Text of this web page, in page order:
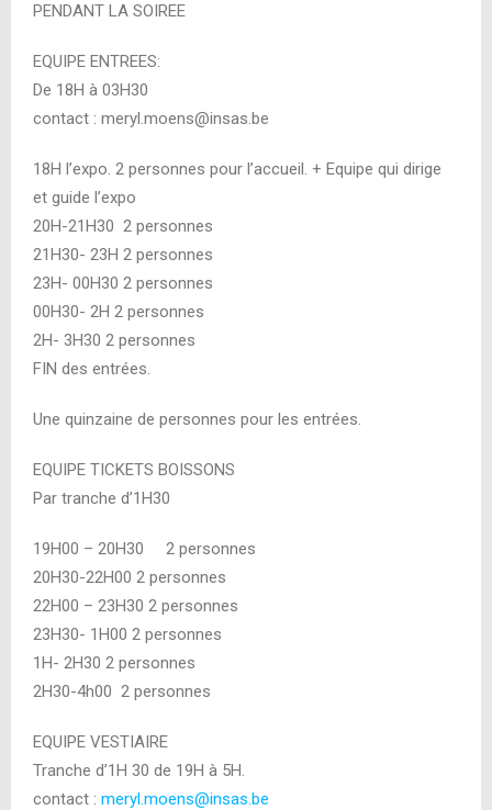
PENDANT LA SOIREE
EQUIPE ENTREES:
De 18H à 03H30
contact : meryl.moens@insas.be
18H l’expo. 2 personnes pour l’accueil. + Equipe qui dirige
et guide l’expo
20H-21H30 2 personnes
21H30- 23H 2 personnes
23H- 00H30 2 personnes
00H30- 2H 2 personnes
2H- 3H30 2 personnes
FIN des entrées.
Une quinzaine de personnes pour les entrées.
EQUIPE TICKETS BOISSONS
Par tranche d’1H30
19H00 – 20H30 2 personnes
20H30-22H00 2 personnes
22H00 – 23H30 2 personnes
23H30- 1H00 2 personnes
1H- 2H30 2 personnes
2H30-4h00 2 personnes
EQUIPE VESTIAIRE
Tranche d’1H 30 de 19H à 5H.
contact : meryl.moens@insas.be